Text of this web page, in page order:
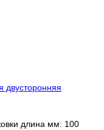
двусторонняя
длина мм: 100